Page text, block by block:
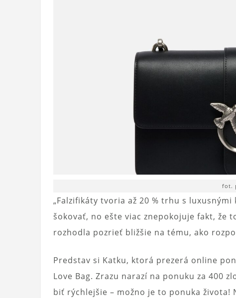
fot.
„Falzifikáty tvoria až 20 % trhu s
šokovať, no ešte viac znepokojuje fakt, že
rozhodla pozrieť bližšie na tému, ako
Predstav si Katku, ktorá prezerá online
Love Bag. Zrazu narazí na ponuku za 400
biť rýchlejšie – možno je to ponuka života!